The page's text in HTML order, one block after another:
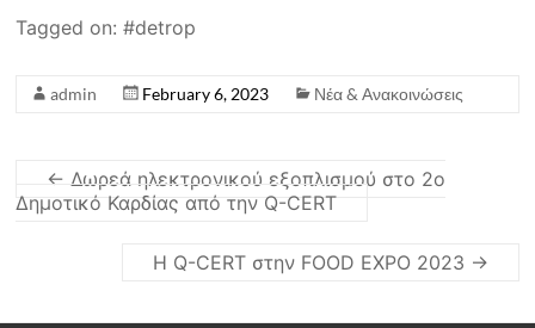
Tagged on: detrop
admin February 6, 2023 Νέα & Ανακοινώσεις
← Δωρεά ηλεκτρονικού εξοπλισμού στο 2ο
Δημοτικό Καρδίας από την Q-CERT
Η Q-CERT στην FOOD EXPO 2023 →